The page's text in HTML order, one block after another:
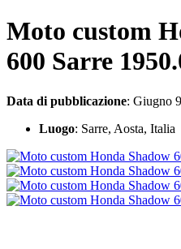
Moto custom
600 Sarre
Data di pubblicazione: Giugno
Luogo: Sarre, Aosta, Italia